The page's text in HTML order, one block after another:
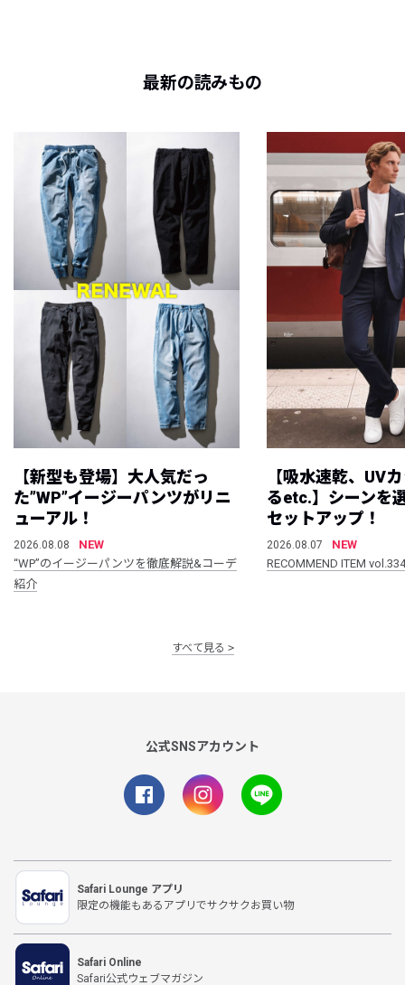
最新の読みもの
【新型も登場】大人気だっ
た”WP”イージーパンツがリニ
ューアル！
2026.08.08
NEW
“WP”のイージーパンツを徹底解説&コーデ
紹介
【吸水速乾、UV
るetc.】シーンを
セットアップ！
2026.08.07
NEW
RECOMMEND ITEM vol.334
すべて見る
公式SNSアカウント
Safari Lounge アプリ
限定の機能もあるアプリでサクサクお買い物
Safari Online
Safari公式ウェブマガジン